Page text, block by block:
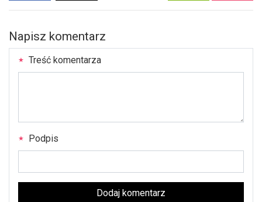
Napisz komentarz
Treść komentarza
Podpis
Dodaj komentarz